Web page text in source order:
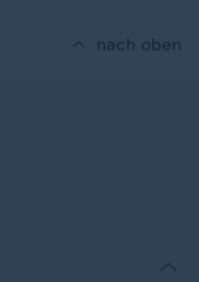
nach oben